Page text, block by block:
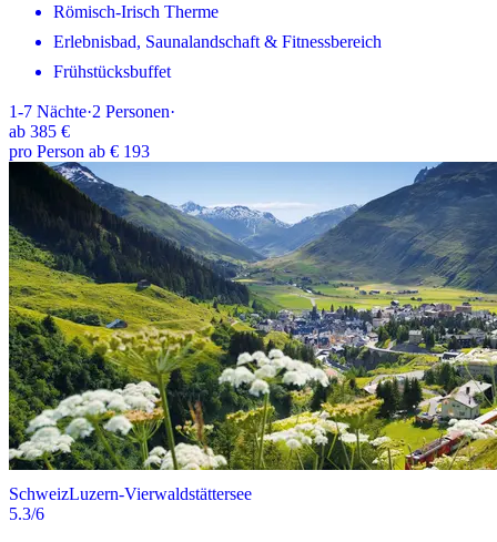
Römisch-Irisch Therme
Erlebnisbad, Saunalandschaft & Fitnessbereich
Frühstücksbuffet
1-7 Nächte·2 Personen·
ab 385 €
pro Person ab € 193
SchweizLuzern-Vierwaldstättersee
5.3/6